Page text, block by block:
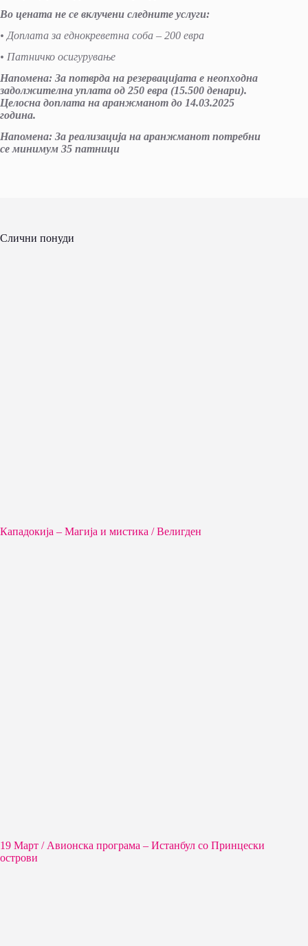
Во цената не се вклучени следните услуги:
• Доплата за еднокреветна соба – 200 евра
• Патничко осигурување
Напомена: За потврда на резервацијата е неопходна
задолжителна уплата од 250 евра (15.500 денари).
Целосна доплата на аранжманот до 14.03.2025
година.
Напомена: За реализација на аранжманот потребни
се минимум 35 патници
Слични понуди
Кападокија – Магија и мистика / Велигден
19 Март / Aвионска програма – Истанбул со Принцески
острови